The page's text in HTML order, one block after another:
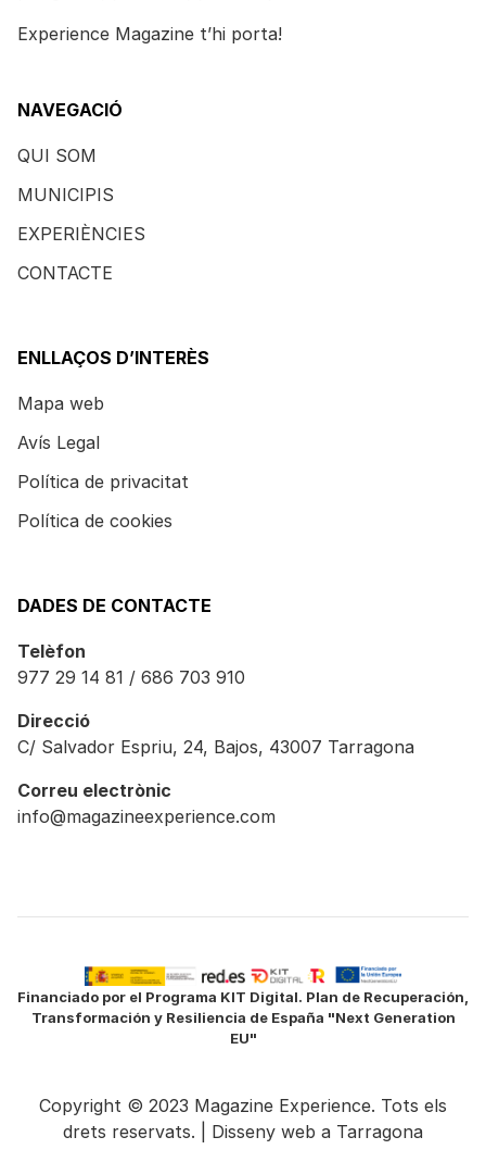
Experience Magazine t’hi porta!
NAVEGACIÓ
QUI SOM
MUNICIPIS
EXPERIÈNCIES
CONTACTE
ENLLAÇOS D’INTERÈS
Mapa web
Avís Legal
Política de privacitat
Política de cookies
DADES DE CONTACTE
Telèfon
977 29 14 81 / 686 703 910
Direcció
C/ Salvador Espriu, 24, Bajos, 43007 Tarragona
Correu electrònic
info@magazineexperience.com
Financiado por el Programa KIT Digital. Plan de Recuperación,
Transformación y Resiliencia de España "Next Generation
EU"
Copyright © 2023 Magazine Experience. Tots els
drets reservats. | Disseny web a Tarragona